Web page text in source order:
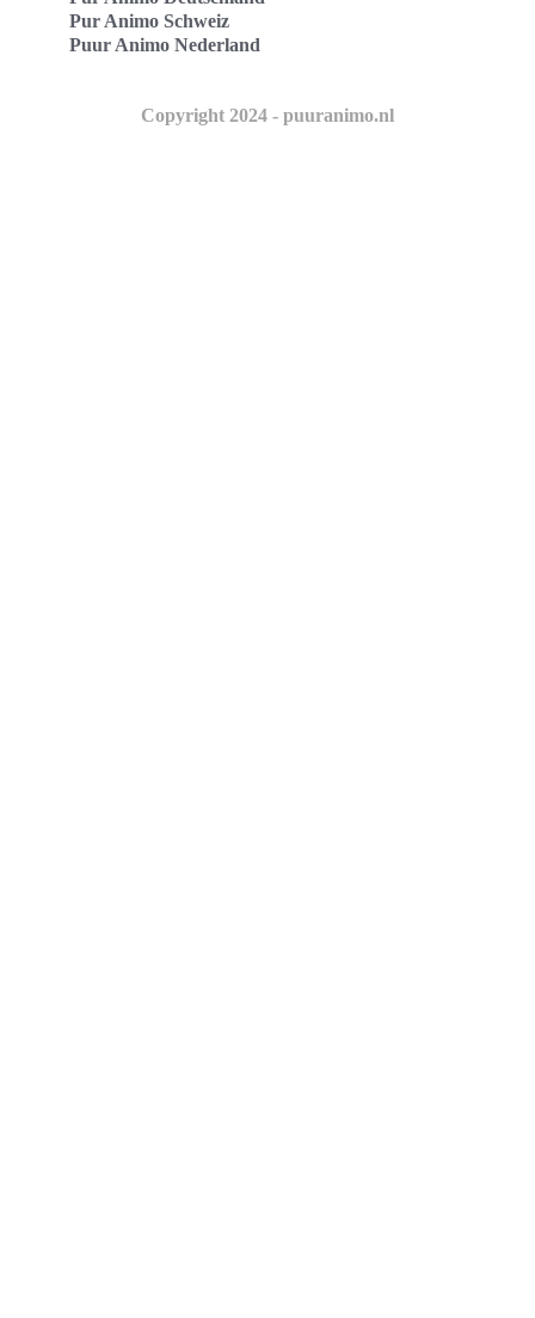
Pur Animo Schweiz
Puur Animo Nederland
Copyright 2024 - puuranimo.nl